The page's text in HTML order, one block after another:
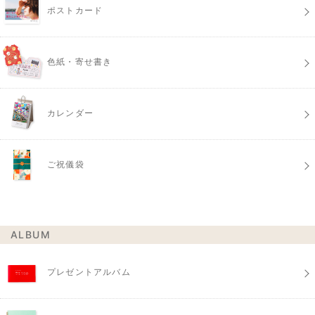
ポストカード
色紙・寄せ書き
カレンダー
ご祝儀袋
ALBUM
プレゼントアルバム